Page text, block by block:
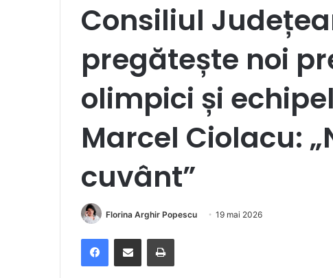
Consiliul
pregătește noi
olimpici și
Marcel Ciolacu:
cuvânt”
Florina Arghir Popescu 19 mai 2026
FacebookDistribuie prin e-mail Imprimare